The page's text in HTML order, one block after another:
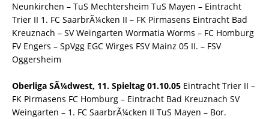
Neunkirchen – TuS Mechtersheim TuS Mayen – Eintracht
Trier II 1. FC SaarbrÃ¼cken II – FK Pirmasens Eintracht Bad
Kreuznach – SV Weingarten Wormatia Worms – FC Homburg
FV Engers – SpVgg EGC Wirges FSV Mainz 05 II. – FSV
Oggersheim
Oberliga SÃ¼dwest, 11. Spieltag 01.10.05 Eintracht Trier II –
FK Pirmasens FC Homburg – Eintracht Bad Kreuznach SV
Weingarten – 1. FC SaarbrÃ¼cken II TuS Mayen – Bor.